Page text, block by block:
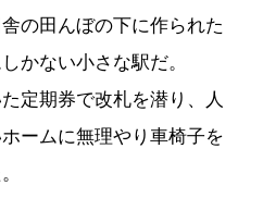
の田んぼの下に作られた
かない小さな駅だ。
定期券で改札を潜り、人
ームに無理やり車椅子を